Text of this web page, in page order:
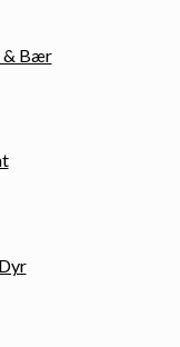
& Bær